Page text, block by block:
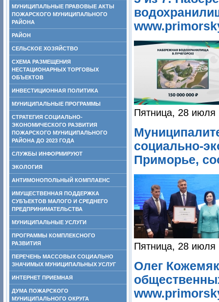
МУНИЦИПАЛЬНЫЕ ПРАВОВЫЕ АКТЫ
ПОЖАРСКОГО МУНИЦИПАЛЬНОГО
РАЙОНА
РАЙОН
СЕЛЬСКОЕ ХОЗЯЙСТВО
СХЕМА РАЗМЕЩЕНИЯ
НЕСТАЦИОНАРНЫХ ТОРГОВЫХ
ОБЪЕКТОВ
ИНВЕСТИЦИОННАЯ ПОЛИТИКА
МУНИЦИПАЛЬНЫЕ ПРОГРАММЫ
СТРАТЕГИЯ СОЦИАЛЬНО-
ЭКОНОМИЧЕСКОГО РАЗВИТИЯ
ПОЖАРСКОГО МУНИЦИПАЛЬНОГО
РАЙОНА ДО 2023 ГОДА
СЛУЖБЫ ИНФОРМИРУЮТ
ЭКОЛОГИЯ
АНТИМОНОПОЛЬНЫЙ КОМПЛАЕНС
ИМУЩЕСТВЕННАЯ ПОДДЕРЖКА
СУБЪЕКТОВ МАЛОГО И СРЕДНЕГО
ПРЕДПРИНИМАТЕЛЬСТВА
МУНИЦИПАЛЬНЫЕ УСЛУГИ
ПРОГРАММЫ КОМПЛЕКСНОГО
РАЗВИТИЯ
ПЕРЕЧЕНЬ МАССОВЫХ СОЦИАЛЬНО
ЗНАЧИМЫХ МУНИЦИПАЛЬНЫХ УСЛУГ
ИНТЕРНЕТ ПРИЕМНАЯ
ДУМА ПОЖАРСКОГО
МУНИЦИПАЛЬНОГО ОКРУГА
Пятница, 28 июля
социально-
Приморье,
Пятница, 28 июля
Олег